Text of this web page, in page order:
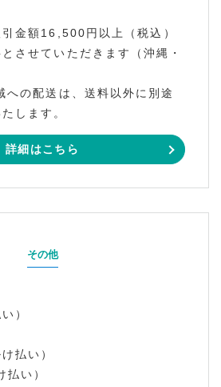
金額16,500円以上（税込）
させていただきます（沖縄・
の配送は、送料以外に別途
します。
詳細はこちら
その他
）
払い）
払い）